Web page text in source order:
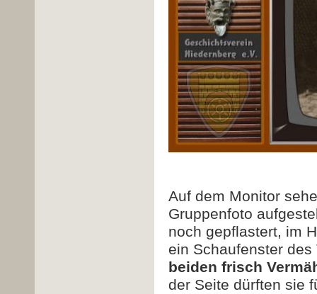
Auf dem Monitor
Gruppenfoto
noch gepflastert, im
ein Schaufenster
beiden frisch
der Seite dürften sie